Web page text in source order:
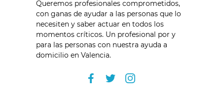
Queremos profesionales comprometidos,
con ganas de ayudar a las personas que lo
necesiten y saber actuar en todos los
momentos críticos. Un profesional por y
para las personas con nuestra ayuda a
domicilio en Valencia.